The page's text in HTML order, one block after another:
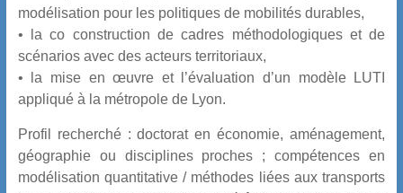
modélisation pour les politiques de mobilités durables,
• la co construction de cadres méthodologiques et de
scénarios avec des acteurs territoriaux,
• la mise en œuvre et l’évaluation d’un modèle LUTI
appliqué à la métropole de Lyon.
Profil recherché : doctorat en économie, aménagement,
géographie ou disciplines proches ; compétences en
modélisation quantitative / méthodes liées aux transports